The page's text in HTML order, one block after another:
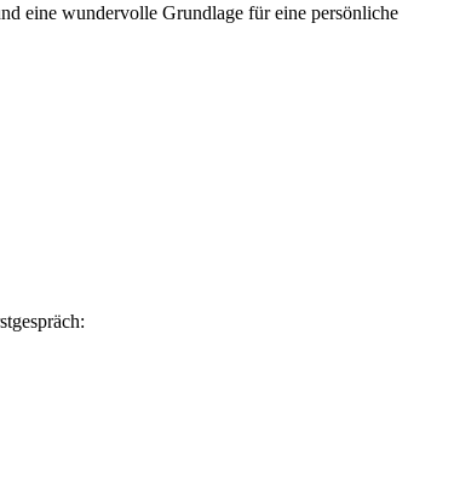
eine wundervolle Grundlage für eine persönliche